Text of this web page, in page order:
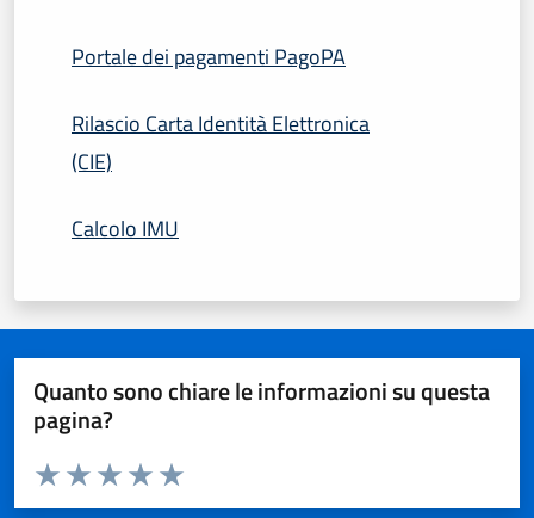
Portale dei pagamenti PagoPA
Rilascio Carta Identità Elettronica
(CIE)
Calcolo IMU
Quanto sono chiare le informazioni su questa
pagina?
Domanda
Valuta da 1 a 5 stelle la pagina
Valuta 5 stelle su 5
Valuta 4 stelle su 5
Valuta 3 stelle su 5
Valuta 2 stelle su 5
Valuta 1 stelle su 5